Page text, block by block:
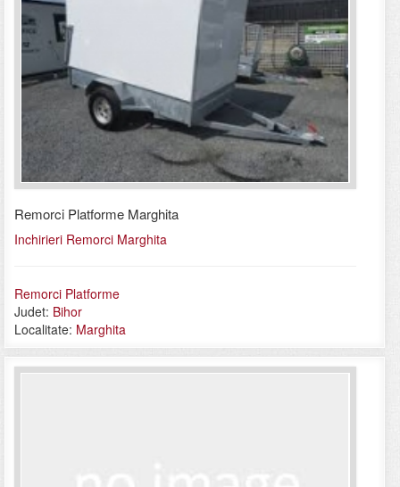
Remorci Platforme Marghita
Inchirieri Remorci Marghita
Remorci Platforme
Judet: Bihor
Localitate: Marghita